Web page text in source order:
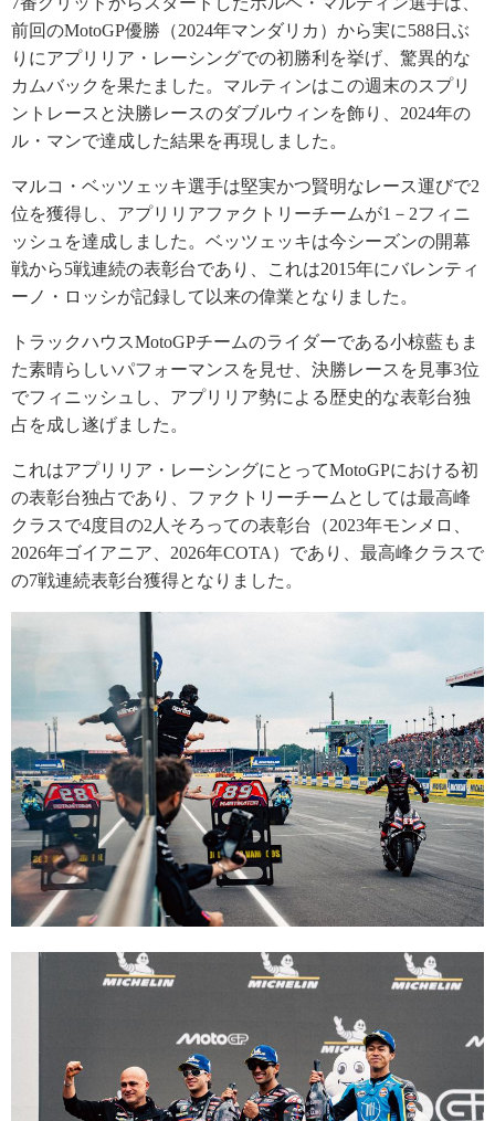
前回のMotoGP優勝（2024年マンダリカ）から実に588日ぶ
りにアプリリア・レーシングでの初勝利を挙げ、驚異的な
カムバックを果たました。マルティンはこの週末のスプリ
ントレースと決勝レースのダブルウィンを飾り、2024年の
ル・マンで達成した結果を再現しました。
マルコ・ベッツェッキ選手は堅実かつ賢明なレース運びで2
位を獲得し、アプリリアファクトリーチームが1－2フィニ
ッシュを達成しました。ベッツェッキは今シーズンの開幕
戦から5戦連続の表彰台であり、これは2015年にバレンティ
ーノ・ロッシが記録して以来の偉業となりました。
トラックハウスMotoGPチームのライダーである小椋藍もま
た素晴らしいパフォーマンスを見せ、決勝レースを見事3位
でフィニッシュし、アプリリア勢による歴史的な表彰台独
占を成し遂げました。
これはアプリリア・レーシングにとってMotoGPにおける初
の表彰台独占であり、ファクトリーチームとしては最高峰
クラスで4度目の2人そろっての表彰台（2023年モンメロ、
2026年ゴイアニア、2026年COTA）であり、最高峰クラスで
の7戦連続表彰台獲得となりました。